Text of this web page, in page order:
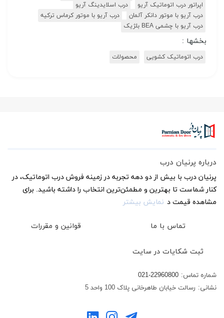
اپراتور درب اتوماتیک آریو
درب اسلایدینگ آریو
درب آریو با موتور دانکر آلمان
درب آریو با موتور کرماس ترکیه
درب آریو با چشمی BEA بلژیک
بخشها :
درب اتوماتیک کشویی محصولات
درباره پرنیان درب
پرنیان درب با بیش از دو دهه تجربه در زمینه فروش درب اتوماتیک، در
کنار شماست تا بهترین و مطمئن‌ترین انتخاب را داشته باشید. برای
مشاهده قیمت د نمایش بیشتر
تماس با ما قوانین و مقررات
ثبت شکایات در سایت
شماره تماس: 021-22960800
نشانی: رسالت خیابان طاهرخانی پلاک 100 واحد 5